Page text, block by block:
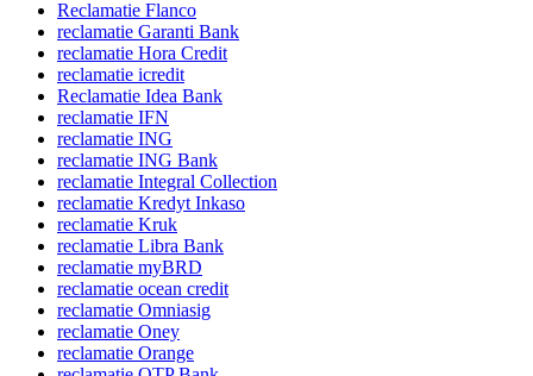
Reclamatie Flanco
reclamatie Garanti Bank
reclamatie Hora Credit
reclamatie icredit
Reclamatie Idea Bank
reclamatie IFN
reclamatie ING
reclamatie ING Bank
reclamatie Integral Collection
reclamatie Kredyt Inkaso
reclamatie Kruk
reclamatie Libra Bank
reclamatie myBRD
reclamatie ocean credit
reclamatie Omniasig
reclamatie Oney
reclamatie Orange